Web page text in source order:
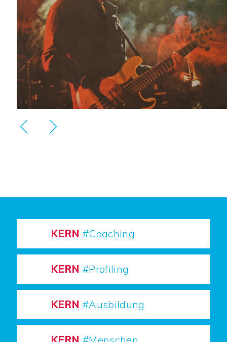
KERN #Coaching
KERN #Profiling
KERN #Ausbildung